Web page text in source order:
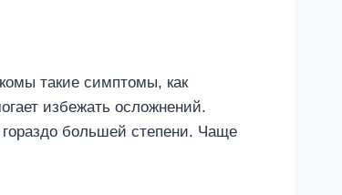
такие симптомы, как
избежать осложнений.
большей степени. Чаще